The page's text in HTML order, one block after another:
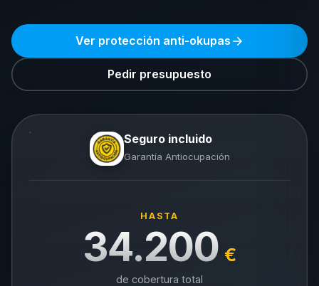
Ver protección anti-okupas
Pedir presupuesto
Seguro incluido
Garantía Antiocupación
HASTA
34.200 €
de cobertura total